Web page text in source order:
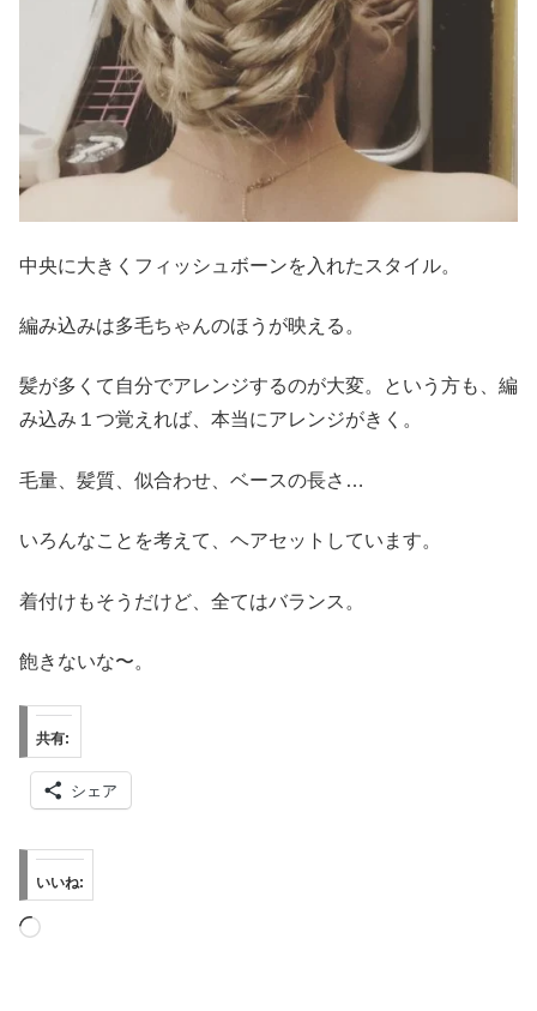
中央に大きくフィッシュボーンを入れたスタイル。
編み込みは多毛ちゃんのほうが映える。
髪が多くて自分でアレンジするのが大変。という方も、編
み込み１つ覚えれば、本当にアレンジがきく。
毛量、髪質、似合わせ、ベースの長さ…
いろんなことを考えて、ヘアセットしています。
着付けもそうだけど、全てはバランス。
飽きないな〜。
共有:
シェア
いいね:
読